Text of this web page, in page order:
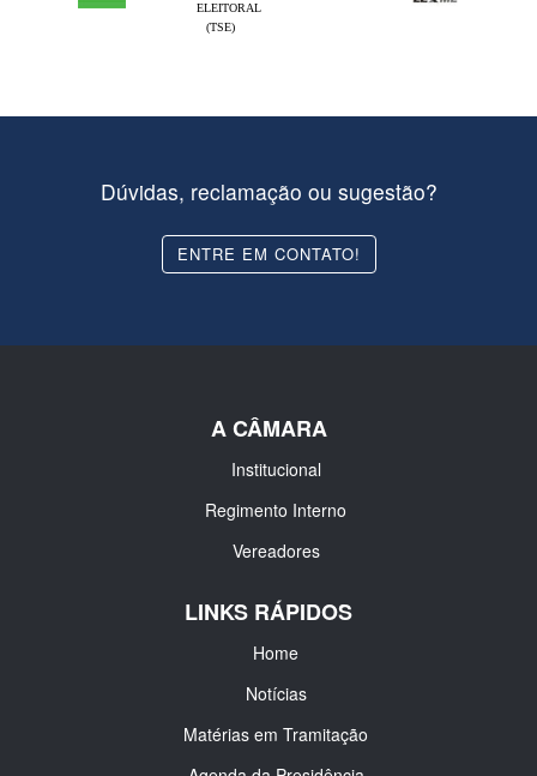
ELEITORAL
(TSE)
Dúvidas, reclamação ou sugestão?
ENTRE EM CONTATO!
A CÂMARA
Institucional
Regimento Interno
Vereadores
LINKS RÁPIDOS
Home
Notícias
Matérias em Tramitação